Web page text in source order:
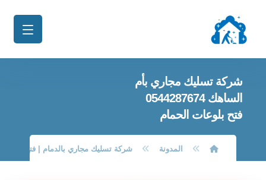
شركة تسليك مجاري بأم
الساهك 0544287674
فتح بلوعات الحمام
المدونة شركة تسليك مجاري بالدمام | فتح